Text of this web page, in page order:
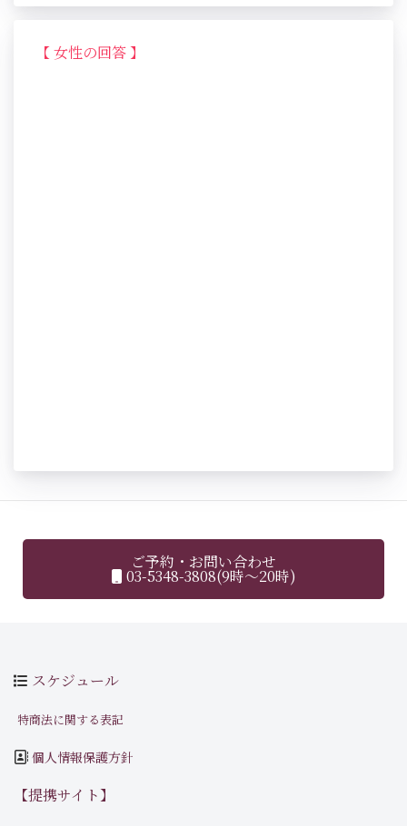
【 女性の回答 】
ご予約・お問い合わせ
03-5348-3808(9時～20時)
スケジュール
特商法に関する表記
個人情報保護方針
【提携サイト】